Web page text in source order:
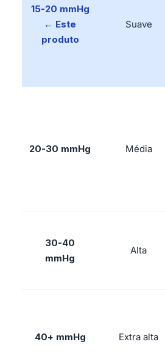
15-20 mmHg
← Este
produto
Suave
20-30 mmHg Média
30-40
mmHg
Alta
40+ mmHg Extra alta